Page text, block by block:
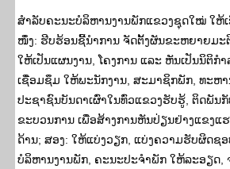
ສໍາລັບຄະນະບໍລິຫານງານພັກແຂວງຊຸດໃໝ່ ໃຫ້ເ
ໜຶ່ງ: ຮີບຮ້ອນຊີ້ນຳການ ຈັດຕັ້ງຜັນຂະຫຍາຍມະ
ໃຫ້ເປັນແຜນງານ, ໂຄງການ ແລະ ຫັນເປັນນິຕິກ
ເຊື່ອມຊຶມ ໃຫ້ພະນັກງານ, ສະມາຊິກພັກ, ທະຫ
ປະຊາຊົນບັນດາເຜົ່າໃນທົ່ວແຂວງຮັບຮູ້, ຕິດພັນ
ຂະບວນການ ເພື່ອສ້າງການຫັນປ່ຽນຢ່າງແຂງແຮ
ດ້ານ; ສອງ: ໃຫ້ແບ່ງວຽກ, ແບ່ງຄວາມຮັບຜິດຊ
ບໍລິຫານງານພັກ, ຄະນະປະຈຳພັກ ໃຫ້ລະອຽດ,